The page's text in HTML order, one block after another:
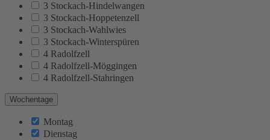
3 Stockach-Hindelwangen
3 Stockach-Hoppetenzell
3 Stockach-Wahlwies
3 Stockach-Winterspüren
4 Radolfzell
4 Radolfzell-Möggingen
4 Radolfzell-Stahringen
Wochentage
Montag
Dienstag